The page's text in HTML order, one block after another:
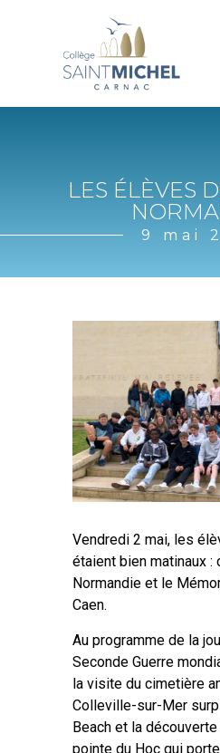
LES ÉLÈVES
9 mai
Vendredi 2 mai, les
étaient bien matinaux :
Normandie et le
Caen.
Au programme de la
Seconde Guerre
la visite du cimetière
Colleville-sur-Mer
Beach et la
pointe du Hoc qui